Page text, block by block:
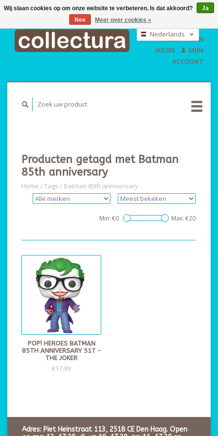
EUR
GBP
USD
Nederlands
English
WINKELWAGEN
(€0,00)
MIJN
ACCOUNT
Producten getagd met Batman
85th anniversary
Home /Tags / Batman 85th anniversary
Min: €0 Max: €20
POP! HEROES BATMAN
85TH ANNIVERSARY 517 -
THE JOKER
€17,99
Adres: Piet Heinstraat 113, 2518 CE Den Haag. Open
Wij slaan cookies op om onze website te verbeteren. Is dat akkoord?
Ja
Nee
Meer over cookies »